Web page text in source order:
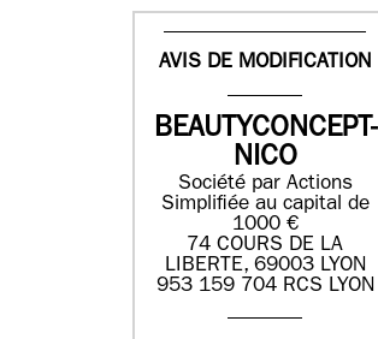
AVIS DE MODIFICATION
BEAUTYCONCEPT-
NICO
Société par Actions
Simplifiée au capital de
1000 €
74 COURS DE LA
LIBERTE, 69003 LYON
953 159 704 RCS LYON